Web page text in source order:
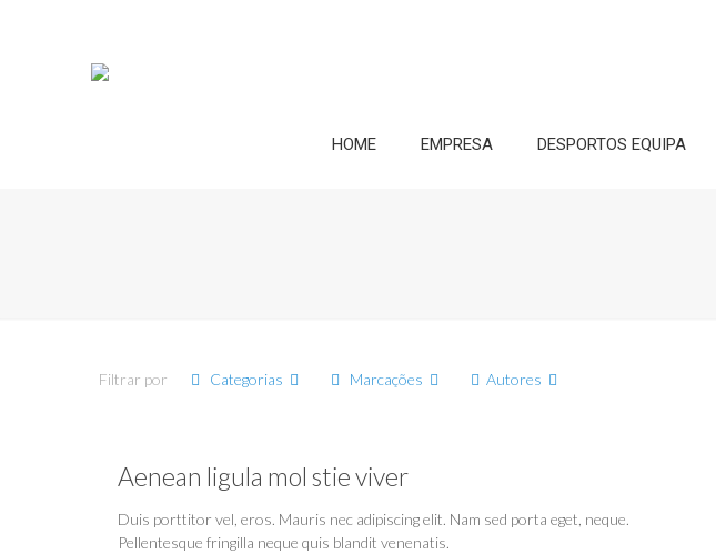
HOME EMPRESA DESPORTOS EQUIPA
Filtrar por Categorias Marcações Autores
Aenean ligula mol stie viver
Duis porttitor vel, eros. Mauris nec adipiscing elit. Nam sed porta eget, neque.
Pellentesque fringilla neque quis blandit venenatis.